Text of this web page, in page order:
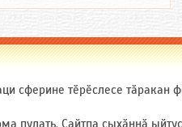
сферине тӗрӗслесе тӑракан
пулать. Сайтпа ҫыхӑннӑ